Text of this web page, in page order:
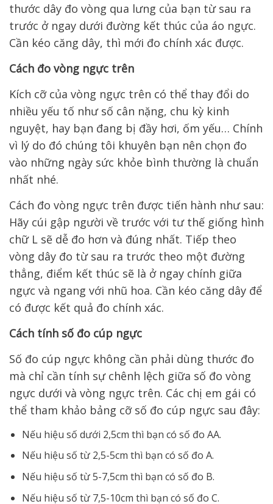
thước dây đo vòng qua lưng của bạn từ sau ra
trước ở ngay dưới đường kết thúc của áo ngực.
Cần kéo căng dây, thì mới đo chính xác được.
Cách đo vòng ngực trên
Kích cỡ của vòng ngực trên có thể thay đổi do
nhiều yếu tố như số cân nặng, chu kỳ kinh
nguyệt, hay bạn đang bị đầy hơi, ốm yếu… Chính
vì lý do đó chúng tôi khuyên bạn nên chọn đo
vào những ngày sức khỏe bình thường là chuẩn
nhất nhé.
Cách đo vòng ngực trên được tiến hành như sau:
Hãy cúi gập người về trước với tư thế giống hình
chữ L sẽ dễ đo hơn và đúng nhất. Tiếp theo
vòng dây đo từ sau ra trước theo một đường
thẳng, điểm kết thúc sẽ là ở ngay chính giữa
ngực và ngang với nhũ hoa. Cần kéo căng dây để
có được kết quả đo chính xác.
Cách tính số đo cúp ngực
Số đo cúp ngực không cần phải dùng thước đo
mà chỉ cần tính sự chênh lệch giữa số đo vòng
ngực dưới và vòng ngực trên. Các chị em gái có
thể tham khảo bảng cỡ số đo cúp ngực sau đây:
Nếu hiệu số dưới 2,5cm thì bạn có số đo AA.
Nếu hiệu số từ 2,5-5cm thì bạn có số đo A.
Nếu hiệu số từ 5-7,5cm thì bạn có số đo B.
Nếu hiệu số từ 7,5-10cm thì bạn có số đo C.